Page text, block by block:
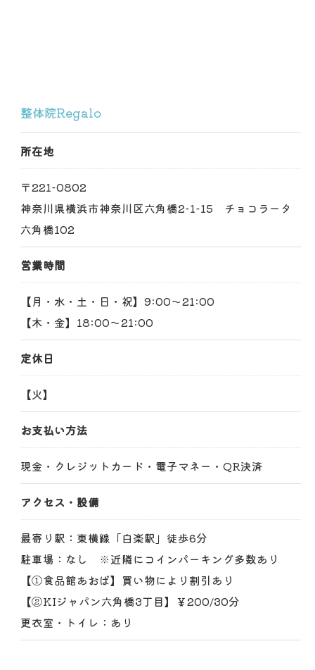
整体院Regalo
所在地
〒221-0802
神奈川県横浜市神奈川区六角橋2-1-15 チョコラータ
六角橋102
営業時間
【月・水・土・日・祝】9:00～21:00
【木・金】18:00～21:00
定休日
【火】
お支払い方法
現金・クレジットカード・電子マネー・QR決済
アクセス・設備
最寄り駅：東横線「白楽駅」徒歩6分
駐車場：なし ※近隣にコインパーキング多数あり
【①食品館あおば】買い物により割引あり
【②KIジャパン六角橋3丁目】￥200/30分
更衣室・トイレ：あり